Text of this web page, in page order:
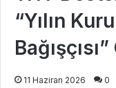
“Yılın
11 Haziran 2026 0